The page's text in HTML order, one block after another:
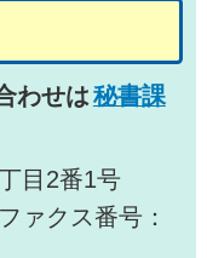
わせは秘書課
目2番1号
ァクス番号：